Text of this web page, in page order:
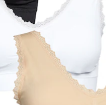
wenn Sie mögen auch
Tragekomfort und
optisch kann sich
Denn an den Trägern
hübschen Spitze
nichts ausmacht,
oder